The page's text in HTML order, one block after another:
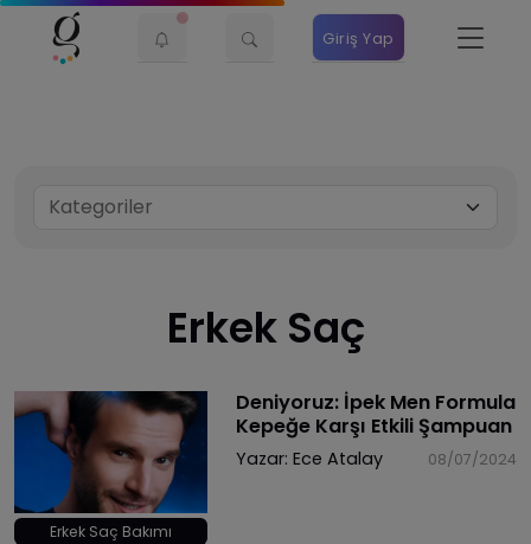
Giriş Yap
Erkek Saç
Erkek Saç Bakımı
Deniyoruz: İpek Men Formula
Kepeğe Karşı Etkili Şampuan
Yazar: Ece Atalay 08/07/2024